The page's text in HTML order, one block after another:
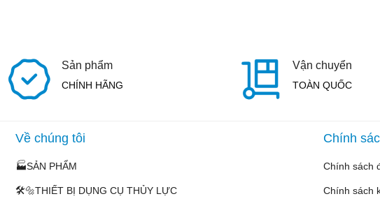
Sản phẩm
CHÍNH HÃNG
Vận chuyển
TOÀN QUỐC
Về chúng tôi
🏭SẢN PHẨM
🛠️🔩THIẾT BỊ DỤNG CỤ THỦY LỰC
Chính
Chính sách
Chính sách